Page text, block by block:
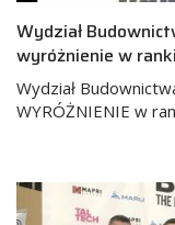
Wydział
wyróżnienie w
Wydział
WYRÓŻNIENIE w